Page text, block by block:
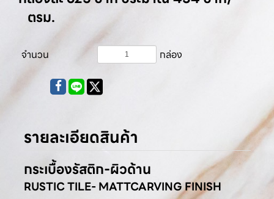
ตรม.
จำนวน กล่อง
รายละเอียดสินค้า
กระเบื้องรัสติก-ผิวด้าน
RUSTIC TILE- MATTCARVING FINISH